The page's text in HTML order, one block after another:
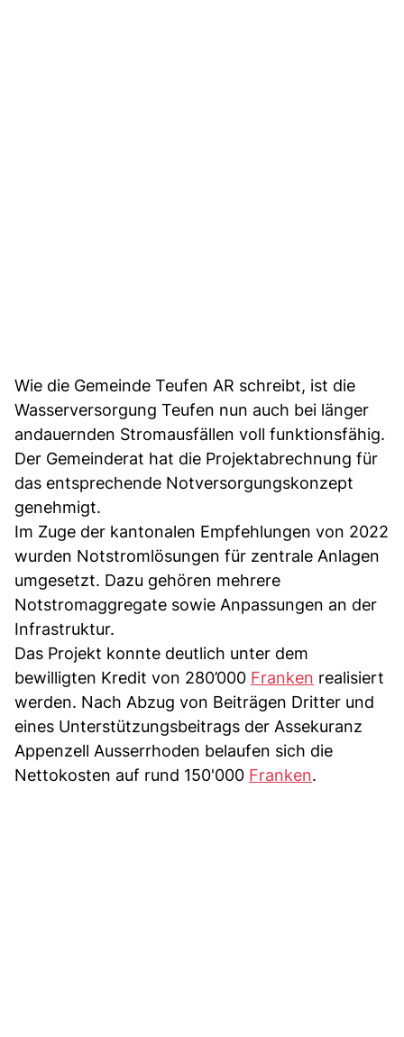
Wie die Gemeinde Teufen AR schreibt, ist die
Wasserversorgung Teufen nun auch bei länger
andauernden Stromausfällen voll funktionsfähig.
Der Gemeinderat hat die Projektabrechnung für
das entsprechende Notversorgungskonzept
genehmigt.
Im Zuge der kantonalen Empfehlungen von 2022
wurden Notstromlösungen für zentrale Anlagen
umgesetzt. Dazu gehören mehrere
Notstromaggregate sowie Anpassungen an der
Infrastruktur.
Das Projekt konnte deutlich unter dem
bewilligten Kredit von 280’000 Franken realisiert
werden. Nach Abzug von Beiträgen Dritter und
eines Unterstützungsbeitrags der Assekuranz
Appenzell Ausserrhoden belaufen sich die
Nettokosten auf rund 150'000 Franken.